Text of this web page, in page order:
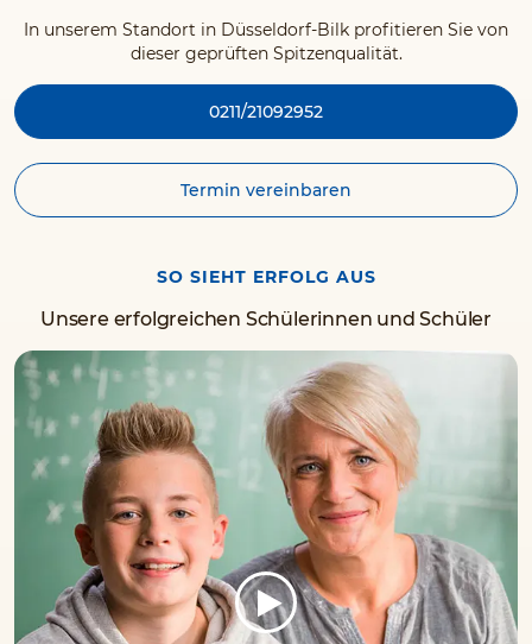
In unserem Standort in Düsseldorf-Bilk profitieren Sie von
dieser geprüften Spitzenqualität.
0211/21092952
Termin vereinbaren
SO SIEHT ERFOLG AUS
Unsere erfolgreichen Schülerinnen und Schüler